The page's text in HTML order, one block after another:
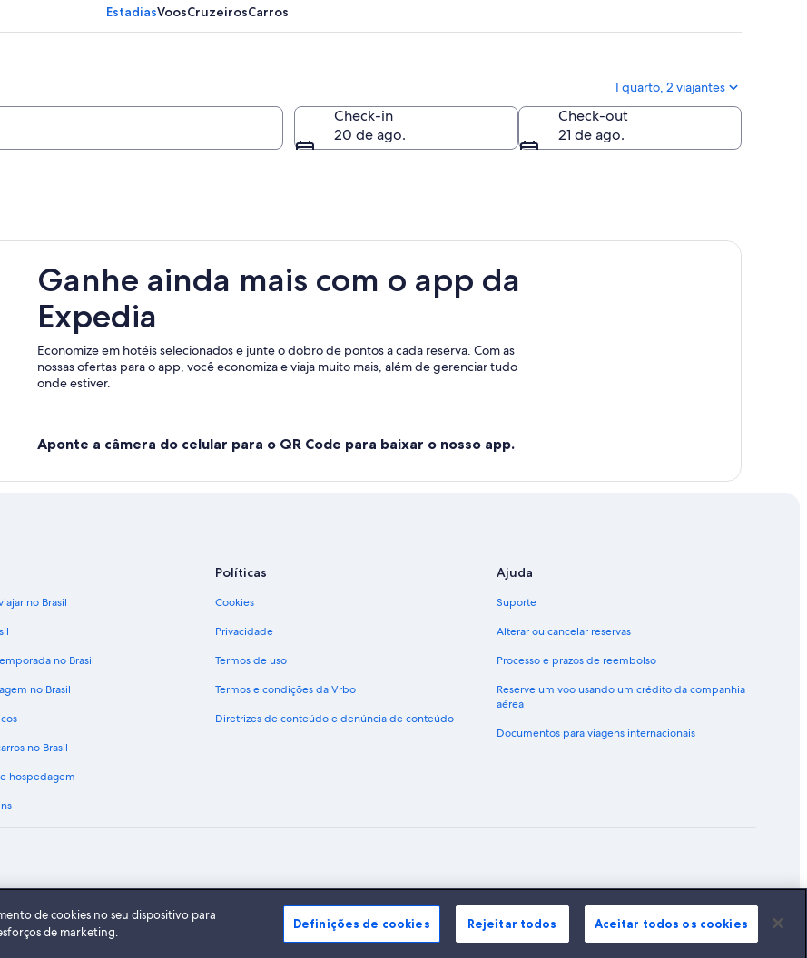
EstadiasVoosCruzeirosCarros
1 quarto, 2 viajantes
Check-in
20 de ago.
Check-out
21 de ago.
Ganhe ainda mais com o app da
Expedia
Economize em hotéis selecionados e junte o dobro de pontos a cada reserva. Com as
nossas ofertas para o app, você economiza e viaja muito mais, além de gerenciar tudo
onde estiver.
Aponte a câmera do celular para o QR Code para baixar o nosso app.
no Brasil
no Brasil
no Brasil
no Brasil
hospedagem
Políticas
Cookies
Privacidade
Termos de uso
Termos e condições da Vrbo
Diretrizes de conteúdo e denúncia de conteúdo
Ajuda
Suporte
Alterar ou cancelar reservas
Processo e prazos de reembolso
Reserve um voo usando um crédito da companhia
aérea
Documentos para viagens internacionais
Expedia Group. Todos os direitos reservados Expedia e o logotipo da Expedia são marcas registradas da Expedia, Inc.
de cookies no seu dispositivo para
de marketing.
Definições de cookies Rejeitar todos Aceitar todos os cookies